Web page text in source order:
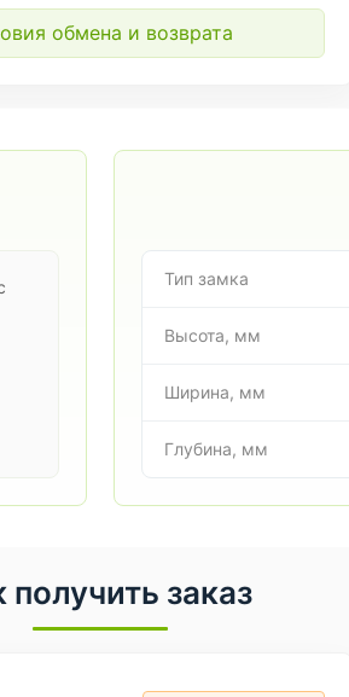
обмена и возврата
Тип замка
Высота, мм
Ширина, мм
Глубина, мм
получить заказ